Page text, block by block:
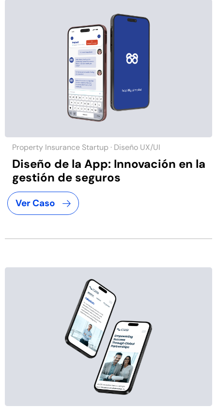
Property Insurance Startup · Diseño UX/UI
Diseño de la App: Innovación en la
gestión de seguros
Ver Caso